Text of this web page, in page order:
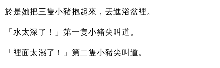
於是她把三隻小豬抱起來，丟進浴盆裡。
「水太深了！」第一隻小豬尖叫道。
「裡面太濕了！」第二隻小豬尖叫道。